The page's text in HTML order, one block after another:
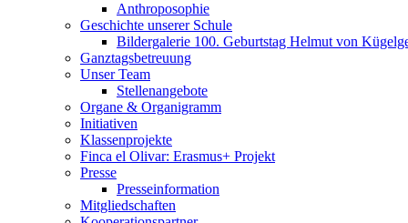
Anthroposophie
Geschichte unserer Schule
Bildergalerie 100. Geburtstag Helmut von
Ganztagsbetreuung
Unser Team
Stellenangebote
Organe & Organigramm
Initiativen
Klassenprojekte
Finca el Olivar: Erasmus+ Projekt
Presse
Presseinformation
Mitgliedschaften